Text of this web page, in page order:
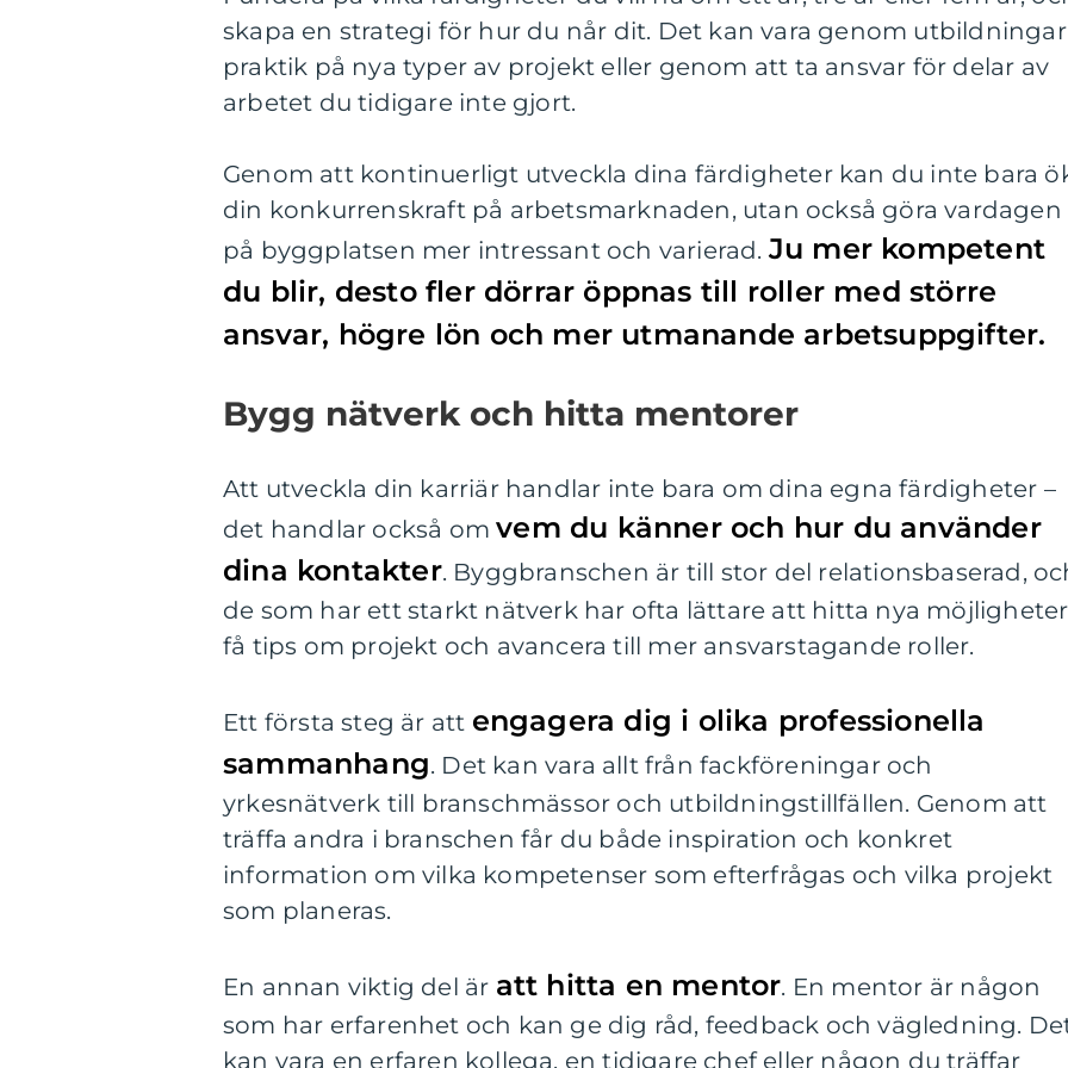
skapa en strategi för hur du når dit. Det kan vara genom
praktik på nya typer av projekt eller genom att ta ansvar för delar av
arbetet du tidigare inte gjort.
Genom att kontinuerligt utveckla dina färdigheter kan du inte bara
din konkurrenskraft på arbetsmarknaden, utan också göra vardagen
på byggplatsen mer intressant och varierad. Ju mer kompetent
du blir, desto fler dörrar öppnas till roller med större
ansvar, högre lön och mer utmanande arbetsuppgifter.
Bygg nätverk och hitta mentorer
Att utveckla din karriär handlar inte bara om dina egna färdigheter –
det handlar också omvem du känner och hur du använder
dina kontakter. Byggbranschen är till stor del relationsbaserad,
de som har ett starkt nätverk har ofta lättare att hitta nya
få tips om projekt och avancera till mer ansvarstagande roller.
Ett första steg är att engagera dig i olika professionella
sammanhang. Det kan vara allt från fackföreningar och
yrkesnätverk till branschmässor och utbildningstillfällen. Genom att
träffa andra i branschen får du både inspiration och konkret
information om vilka kompetenser som efterfrågas och vilka projekt
som planeras.
En annan viktig del är att hitta en mentor. En mentor är någon
som har erfarenhet och kan ge dig råd, feedback och vägledning.
kan vara en erfaren kollega, en tidigare chef eller någon du träffar